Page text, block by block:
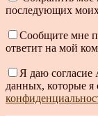
последующих
Сообщите мне
ответит на мой
Я даю согласие
данных, которые я